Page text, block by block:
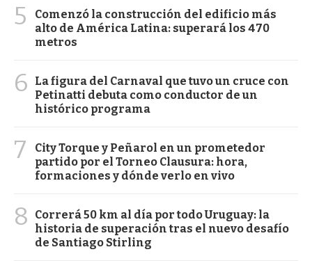
5
Comenzó la construcción del edificio más
alto de América Latina: superará los 470
metros
6
La figura del Carnaval que tuvo un cruce con
Petinatti debuta como conductor de un
histórico programa
7
City Torque y Peñarol en un prometedor
partido por el Torneo Clausura: hora,
formaciones y dónde verlo en vivo
8
Correrá 50 km al día por todo Uruguay: la
historia de superación tras el nuevo desafío
de Santiago Stirling